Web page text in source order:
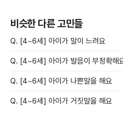
비슷한 다른 고민들
Q. [4~6세] 아이가 말이 느려요
Q. [4~6세] 아이가 발음이 부정확해
Q. [4~6세] 아이가 나쁜말을 해요
Q. [4~6세] 아이가 거짓말을 해요